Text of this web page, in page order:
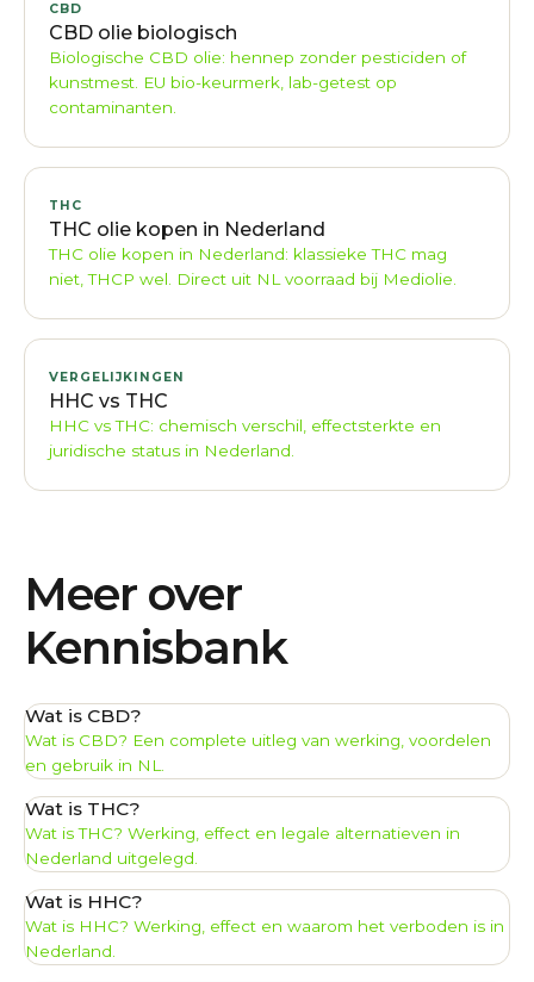
CBD
CBD olie biologisch
Biologische CBD olie: hennep zonder pesticiden of
kunstmest. EU bio-keurmerk, lab-getest op
contaminanten.
THC
THC olie kopen in Nederland
THC olie kopen in Nederland: klassieke THC mag
niet, THCP wel. Direct uit NL voorraad bij Mediolie.
VERGELIJKINGEN
HHC vs THC
HHC vs THC: chemisch verschil, effectsterkte en
juridische status in Nederland.
Meer over
Kennisbank
Wat is CBD?
Wat is CBD? Een complete uitleg van werking, voordelen
en gebruik in NL.
Wat is THC?
Wat is THC? Werking, effect en legale alternatieven in
Nederland uitgelegd.
Wat is HHC?
Wat is HHC? Werking, effect en waarom het verboden is in
Nederland.